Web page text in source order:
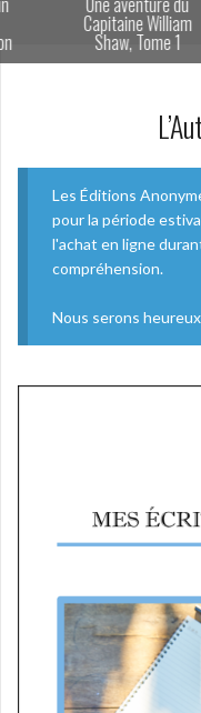
Capitaine William
Shaw, Tome 1
Les Éditions
pour la période
l'achat en ligne
compréhension.
Nous serons